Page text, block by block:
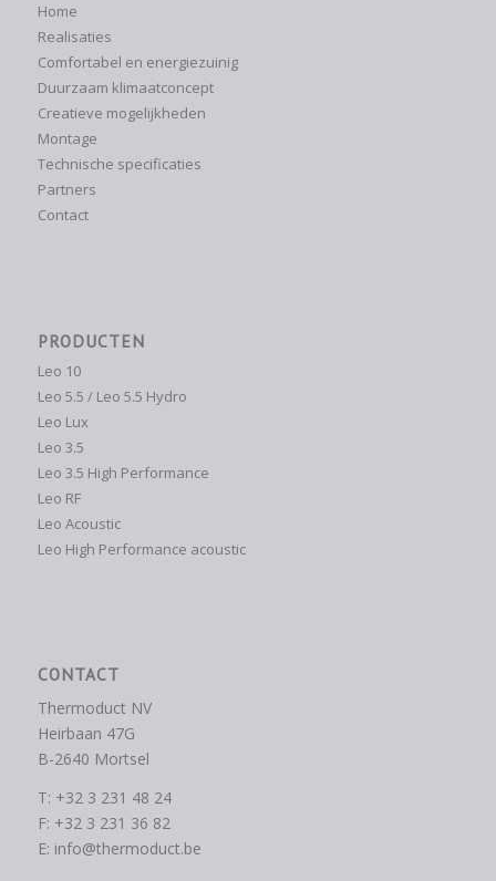
Home
Realisaties
Comfortabel en energiezuinig
Duurzaam klimaatconcept
Creatieve mogelijkheden
Montage
Technische specificaties
Partners
Contact
PRODUCTEN
Leo 10
Leo 5.5 / Leo 5.5 Hydro
Leo Lux
Leo 3.5
Leo 3.5 High Performance
Leo RF
Leo Acoustic
Leo High Performance acoustic
CONTACT
Thermoduct NV
Heirbaan 47G
B-2640 Mortsel
T: +32 3 231 48 24
F: +32 3 231 36 82
E: info@thermoduct.be